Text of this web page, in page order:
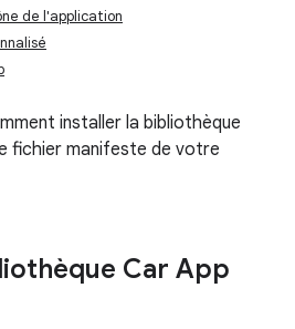
de l'application
installer la bibliothèque
fichier manifeste de votre
Car App